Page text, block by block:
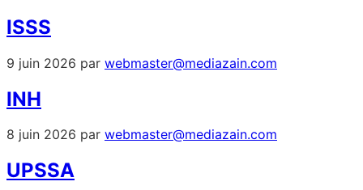
ISSS
9 juin 2026 par webmaster@mediazain.com
INH
8 juin 2026 par webmaster@mediazain.com
UPSSA